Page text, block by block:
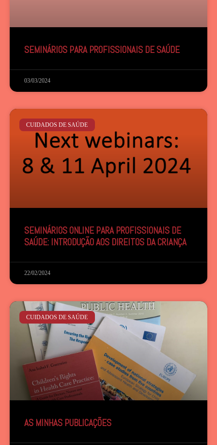
SEMINÁRIOS PARA PROFISSIONAIS DE SAÚDE
03/03/2024
CUIDADOS DE SAÚDE
SEMINÁRIOS ONLINE PARA PROFISSIONAIS DE
SAÚDE: INTRODUÇÃO AOS DIREITOS DA CRIANÇA
22/02/2024
CUIDADOS DE SAÚDE
AS MINHAS PUBLICAÇÕES